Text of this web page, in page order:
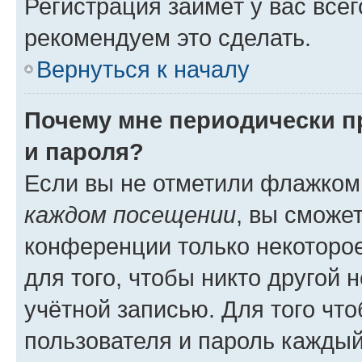
Регистрация займёт у вас
рекомендуем это сделать.
Вернуться к началу
Почему мне периодически
и пароля?
Если вы не отметили
каждом посещении, вы
конференции только
для того, чтобы никто другой
учётной записью. Для того
пользователя и пароль